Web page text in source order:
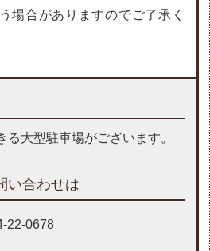
場合がありますのでご了承く
る大型駐車場がございます。
い合わせは
22-0678